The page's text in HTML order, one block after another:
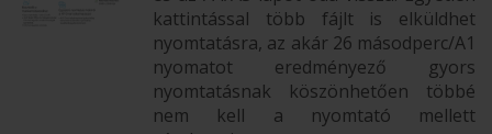
kattintással több fájlt is elküldhet
nyomtatásra, az akár 26 másodperc/A1
nyomatot eredményező gyors
nyomtatásnak köszönhetően többé
nem kell a nyomtató mellett